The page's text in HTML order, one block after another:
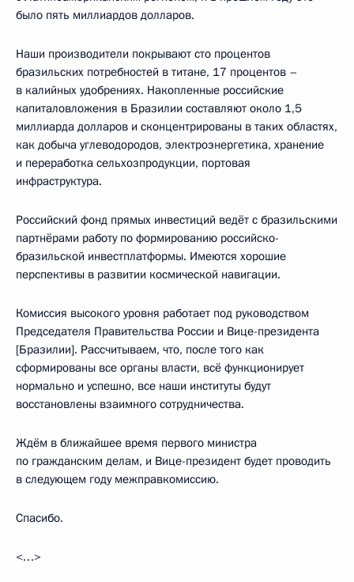
было пять миллиардов долларов.
Наши производители покрывают сто процентов
бразильских потребностей в титане, 17 процентов –
в калийных удобрениях. Накопленные российские
капиталовложения в Бразилии составляют около 1,5
миллиарда долларов и сконцентрированы в таких областях,
как добыча углеводородов, электроэнергетика, хранение
и переработка сельхозпродукции, портовая
инфраструктура.
Российский фонд прямых инвестиций ведёт с бразильскими
партнёрами работу по формированию российско-
бразильской инвестплатформы. Имеются хорошие
перспективы в развитии космической навигации.
Комиссия высокого уровня работает под руководством
Председателя Правительства России и Вице-президента
[Бразилии]. Рассчитываем, что, после того как
сформированы все органы власти, всё функционирует
нормально и успешно, все наши институты будут
восстановлены взаимного сотрудничества.
Ждём в ближайшее время первого министра
по гражданским делам, и Вице-президент будет проводить
в следующем году межправкомиссию.
Спасибо.
<…>